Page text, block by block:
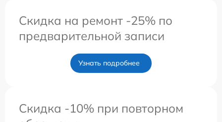
Скидка на ремонт -25% по
предварительной записи
Узнать подробнее
Скидка -10% при повторном